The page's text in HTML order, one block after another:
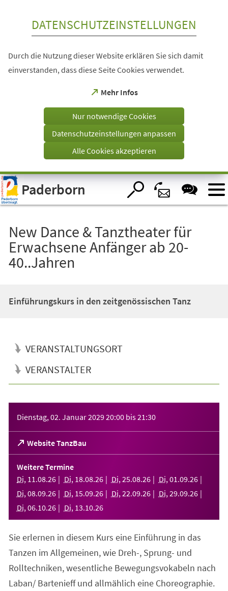
Visuelle
Assistenzsoftware
öffnen.
DATENSCHUTZEINSTELLUNGEN
Durch die Nutzung dieser Website erklären Sie sich damit
einverstanden, dass diese Seite Cookies verwendet.
Mehr Infos
(Öffnet
einem
Tab)
Nur notwendige Cookies
Datenschutzeinstellungen anpassen
Alle Cookies akzeptieren
Paderborn
New Dance & Tanztheater für
Erwachsene Anfänger ab 20-
40..Jahren
Einführungskurs in den zeitgenössischen Tanz
VERANSTALTUNGSORT
VERANSTALTER
Dienstag, 02. Januar 202920:00 bis21:30
Website TanzBau
(Öffnet
in
einem
neuen
Tab)
Weitere Termine
Di, 11 .08.26 Di, 18.08.26 Di, 25.08.26 Di, 01 .09.26
Di, 08.09.26 Di, 15.09.26 Di, 22.09.26 Di, 29.09.26
Di, 06.10.26 Di, 13.10.26
Sie erlernen in diesem Kurs eine Einführung in das
Tanzen im Allgemeinen, wie Dreh-, Sprung- und
Rolltechniken, wesentliche Bewegungsvokabeln nach
Laban/ Bartenieff und allmählich eine Choreographie.